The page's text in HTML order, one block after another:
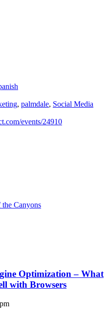
, palmdale, Social Media
events/24910
Canyons
Optimization – What
with Browsers